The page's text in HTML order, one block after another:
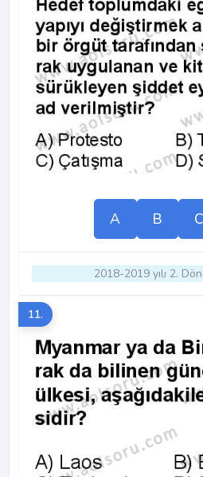
A B C
2018-2019 yılı 2.
11.